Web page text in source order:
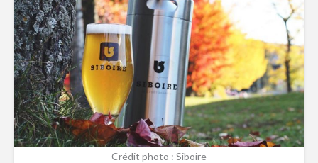
Crédit photo : Siboire
7 façons de
remplacer le pain
dans nos
hamburgers
6
dans
assiette